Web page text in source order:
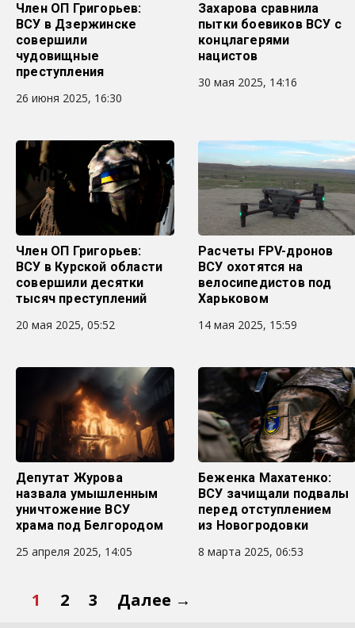
Член ОП Григорьев:
ВСУ в Дзержинске
совершили
чудовищные
преступления
26 июня 2025, 16:30
Захарова сравнила
пытки боевиков ВСУ с
концлагерями
нацистов
30 мая 2025, 14:16
Член ОП Григорьев:
ВСУ в Курской области
совершили десятки
тысяч преступлений
20 мая 2025, 05:52
Расчеты FPV-дронов
ВСУ охотятся на
велосипедистов под
Харьковом
14 мая 2025, 15:59
Депутат Журова
назвала умышленным
уничтожение ВСУ
храма под Белгородом
25 апреля 2025, 14:05
Беженка Махатенко:
ВСУ зачищали подвалы
перед отступлением
из Новогродовки
8 марта 2025, 06:53
1 2 3 Далее →